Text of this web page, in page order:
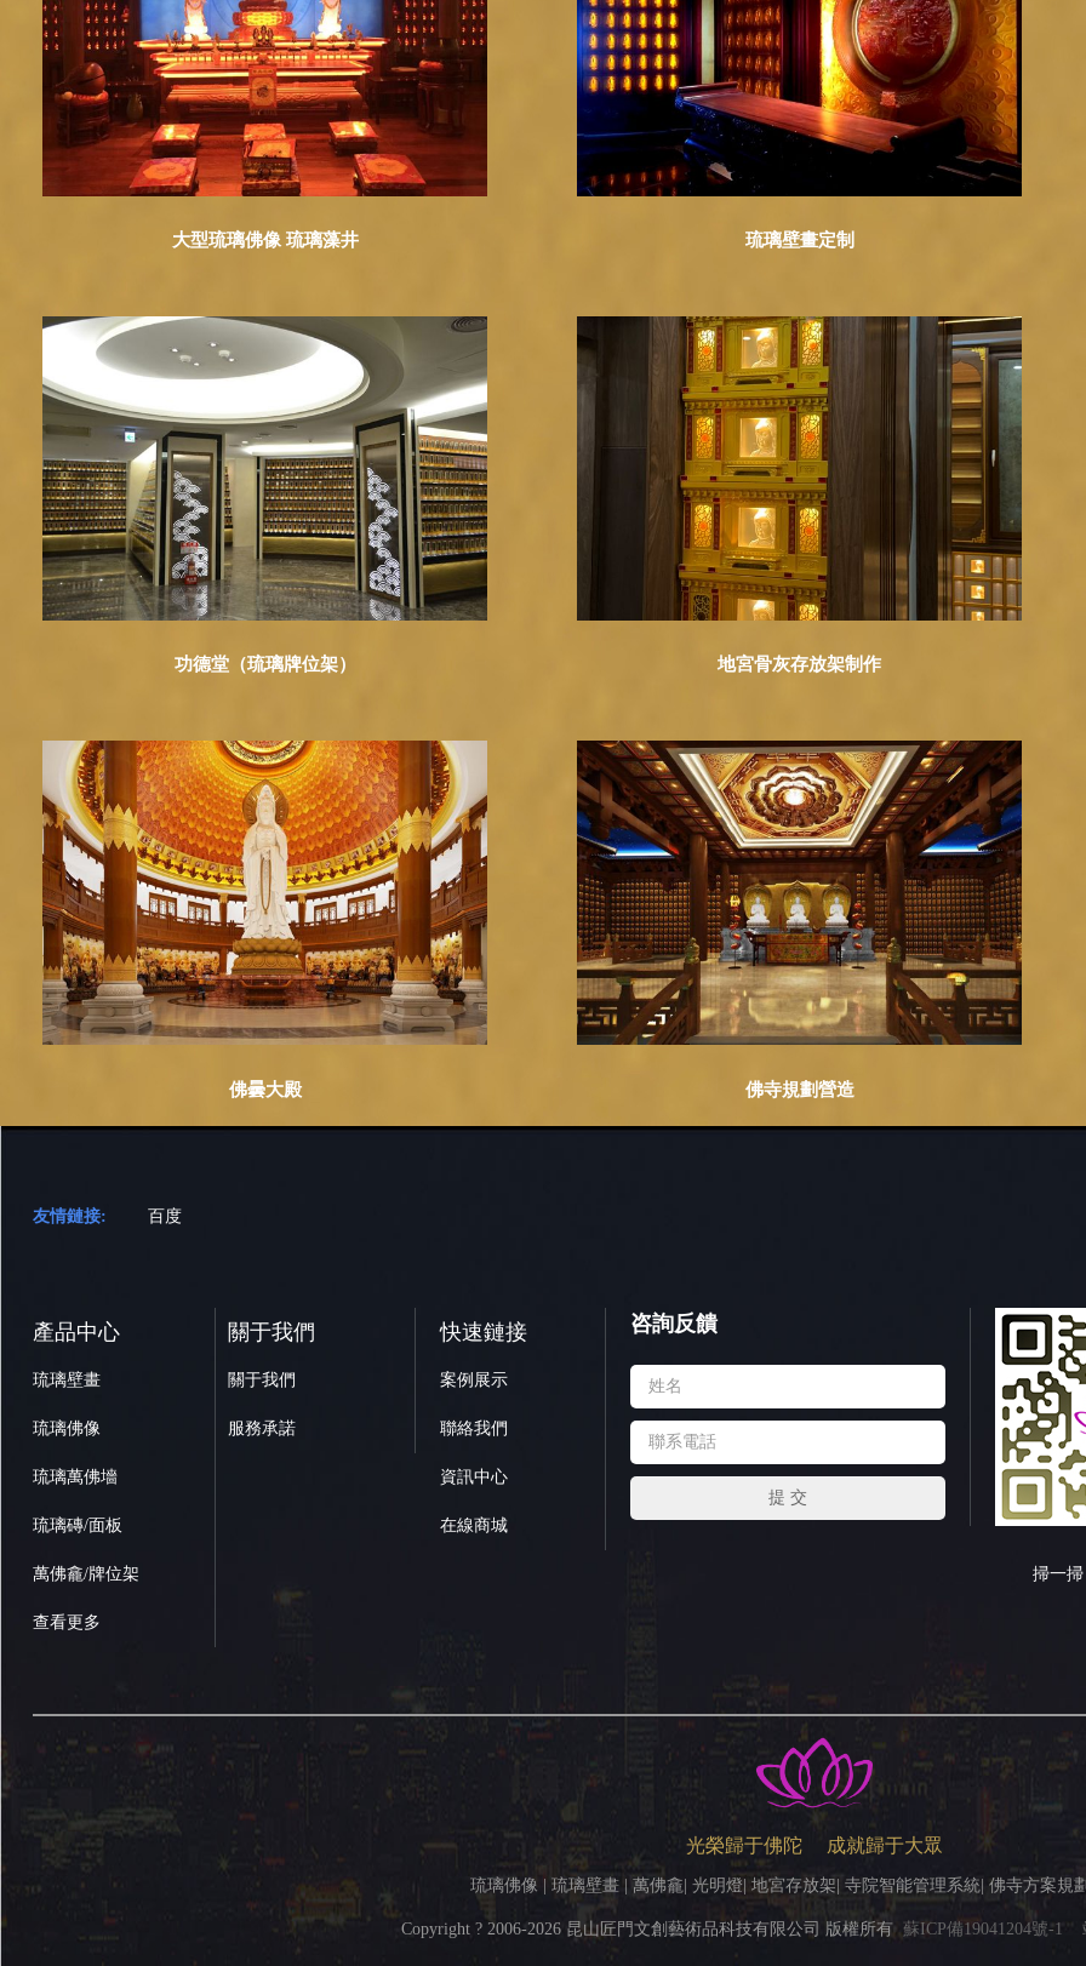
大型琉璃佛像 琉璃藻井 琉璃壁畫定制
功德堂（琉璃牌位架） 地宮骨灰存放架制作
佛曇大殿 佛寺規劃營造
友情鏈接: 百度
產品中心
琉璃壁畫
琉璃佛像
琉璃萬佛墻
琉璃磚/面板
萬佛龕/牌位架
查看更多
關于我們
關于我們
服務承諾
快速鏈接
案例展示
聯絡我們
資訊中心
在線商城
咨詢反饋
掃一
光榮歸于佛陀 成就歸于大眾
琉璃佛像 | 琉璃壁畫 | 萬佛龕| 光明燈| 地宮存放架| 寺院智能管理系統| 佛寺方案規
Copyright ? 2006-2026 昆山匠門文創藝術品科技有限公司 版權所有 蘇ICP備19041204號-1